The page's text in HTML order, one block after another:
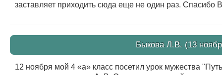
заставляет приходить сюда еще не один раз. Спасибо
Быкова Л.В. (13
12 ноября мой 4 «а» класс посетил урок мужества